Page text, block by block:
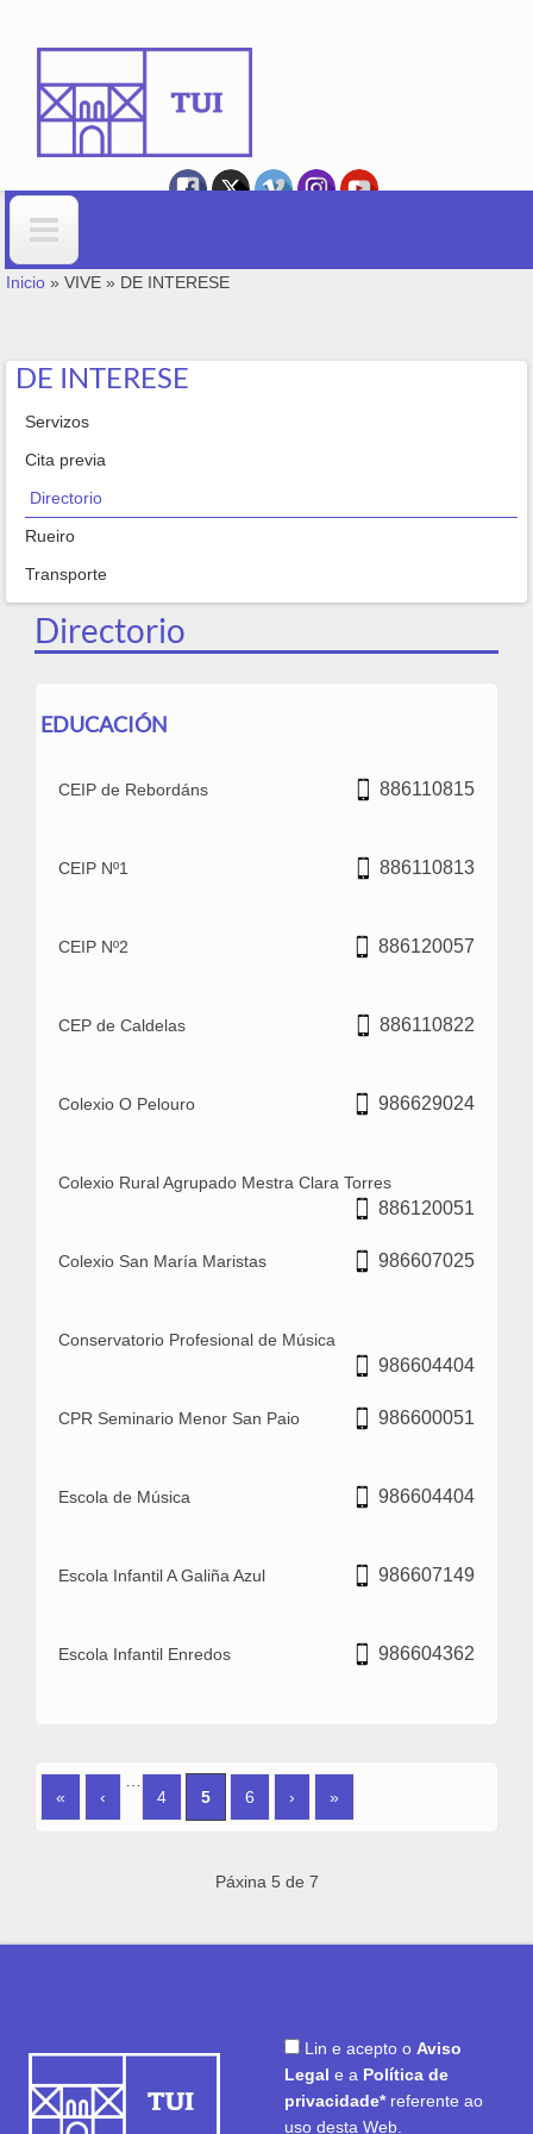
Formulario de busca
VOSTEDE ESTÁ AQUÍ
Inicio » VIVE » DE INTERESE
DE INTERESE
Servizos
Cita previa
Directorio
Rueiro
Transporte
Directorio
EDUCACIÓN
CEIP de Rebordáns 886110815
CEIP Nº1 886110813
CEIP Nº2 886120057
CEP de Caldelas 886110822
Colexio O Pelouro 986629024
Colexio Rural Agrupado Mestra Clara Torres
886120051
Colexio San María Maristas 986607025
Conservatorio Profesional de Música
986604404
CPR Seminario Menor San Paio 986600051
Escola de Música 986604404
Escola Infantil A Galiña Azul 986607149
Escola Infantil Enredos 986604362
PÁXINAS
« ‹
4
5 6 › »
Páxina 5 de 7
Lin e acepto o Aviso
Legal e a Política de
privacidade* referente ao
uso desta Web.